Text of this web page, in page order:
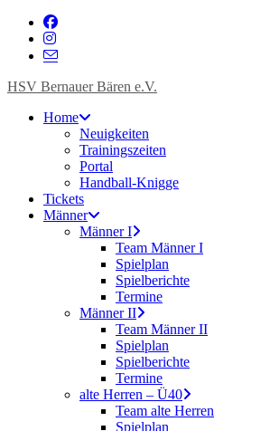
HSV Bernauer Bären e.V.
Home
Neuigkeiten
Trainingszeiten
Portal
Handball-Knigge
Tickets
Männer
Männer I
Team Männer I
Spielplan
Spielberichte
Termine
Männer II
Team Männer II
Spielplan
Spielberichte
Termine
alte Herren – Ü40
Team alte Herren
Spielplan